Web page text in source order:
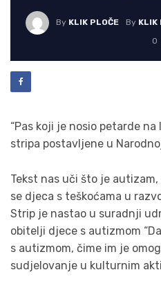
By KLIK PLOČE By KLIK
0
“Pas koji je nosio petarde
stripa postavljene u
Tekst nas uči što je
se djeca s teškoćama u
Strip je nastao u suradnji
obitelji djece s autizmom
s autizmom, čime im je
sudjelovanje u kulturnim